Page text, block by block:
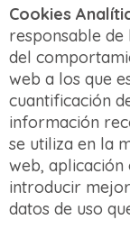
Cookies
responsable de
del
web a los que
cuantificación
información
se utiliza en la
web,
introducir
datos de uso